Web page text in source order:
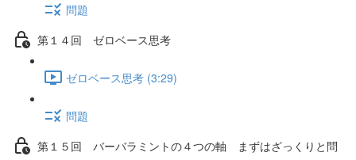
問題
第１４回 ゼロベース思考
ゼロベース思考 (3:29)
問題
第１５回 バーバラミントの４つの軸 まずはざっくりと問